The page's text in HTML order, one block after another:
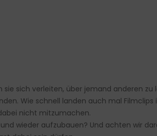
sich verleiten, über jemand anderen zu
Wie schnell landen auch mal
nicht mitzumachen.
wieder aufzubauen? Und achten wir